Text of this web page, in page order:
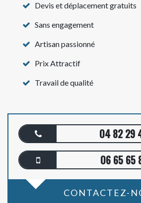
Devis et déplacement gratuits
Sans engagement
Artisan passionné
Prix Attractif
Travail de qualité
04 82 29
06 65 65
CONTACTEZ-